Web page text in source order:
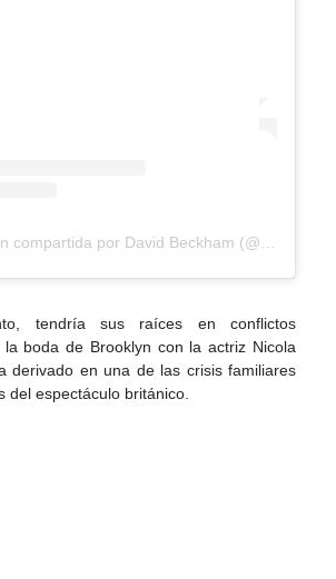
tendría sus raíces en conflictos
boda de Brooklyn con la actriz Nicola
derivado en una de las crisis familiares
del espectáculo británico.